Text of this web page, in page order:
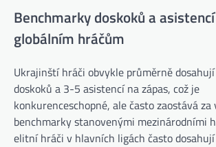
Benchmarky doskoků a
globálním hráčům
Ukrajinští hráči obvykle průměrně
doskoků a 3-5 asistencí na zápas, což je
konkurenceschopné, ale často zaostává za
benchmarky stanovenými mezinárodními
elitní hráči v hlavních ligách často